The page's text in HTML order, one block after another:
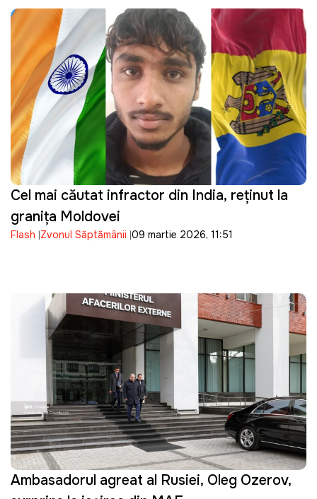
Cel mai căutat infractor din India, reținut la
granița Moldovei
Flash Zvonul Săptămânii 09 martie 2026, 11:51
Ambasadorul agreat al Rusiei, Oleg Ozerov,